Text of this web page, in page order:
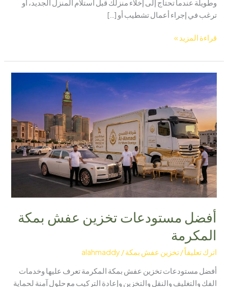
وطويلة عندما تحتاج إلى إخلاء منزلك قبل استلام المنزل الجديد، أو
ترغب في إجراء أعمال تشطيب أو […]
قراءة المزيد »
أفضل مستودعات تخزين عفش بمكة
المكرمة
اترك تعليقاً/تخزين عفش بمكة/
alahmaddy
أفضل مستودعات تخزين عفش بمكة المكرمة تعرف عليها وخدمات
الفك والتغليف والنقل والتخزين وإعادة التركيب مع حلول آمنة لحماية
أفضل
مستودعات
تخزين
بمكة
المكرمة